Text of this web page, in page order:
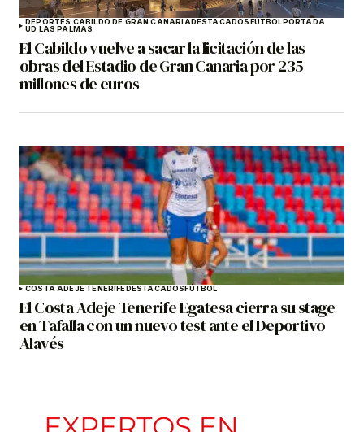
DEPORTES CABILDO DE GRAN CANARIADESTACADOSFÚTBOLPORTADA
UD LAS PALMAS
El Cabildo vuelve a sacar la licitación de las
obras del Estadio de Gran Canaria por 235
millones de euros
COSTA ADEJE TENERIFEDESTACADOSFÚTBOL
El Costa Adeje Tenerife Egatesa cierra su stage
en Tafalla con un nuevo test ante el Deportivo
Alavés